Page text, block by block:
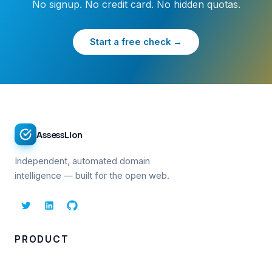
No signup. No credit card. No hidden quotas.
Start a free check →
AssessLion
Independent, automated domain
intelligence — built for the open web.
PRODUCT